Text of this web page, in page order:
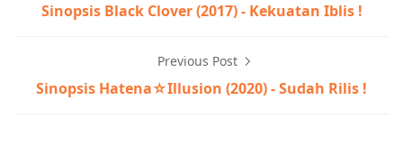
Sinopsis Black Clover (2017) - Kekuatan Iblis !
Previous Post
Sinopsis Hatena☆Illusion (2020) - Sudah Rilis !